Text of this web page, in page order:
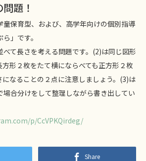
題！
童保育型、および、高学年向けの個別指導
」です。
て長さを考える問題です。(2)は同じ図形
形２枚をたて横にならべても正方形２枚
になることの２点に注意しましょう。(3)は
場合分けをして整理しながら書き出してい
p/CcVPKQirdeg/
Share